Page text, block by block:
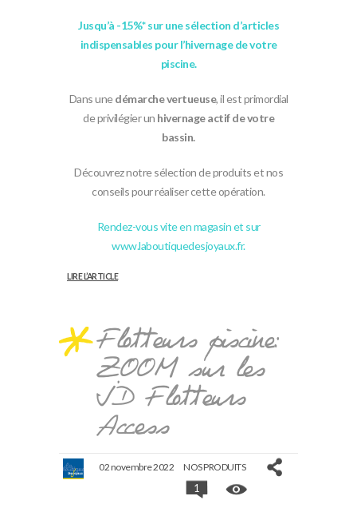
Jusqu’à -15%* sur une sélection d’articles
indispensables pour l’hivernage de votre
piscine.
Dans unedémarche vertueuse, il est primordial
de privilégier un hivernage actif de votre
bassin.
Découvrez notre sélection de produits et nos
conseils pour réaliser cette opération.
Rendez-vous vite en magasin et sur
www.laboutiquedesjoyaux.fr.
LIRE L’ARTICLE
Flotteurs piscine:
ZOOM sur les
JD Flotteurs
Access
02 novembre 2022 NOS PRODUITS
1